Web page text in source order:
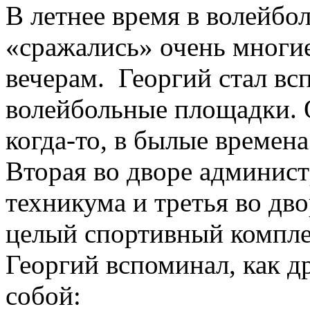
В летнее время в
«сражались» очень
вечерам. Георгий стал
волейбольные площадки.
когда-то, в былые
Вторая во дворе
техникума и третья во
целый спортивный
Георгий вспоминал, как
собой: